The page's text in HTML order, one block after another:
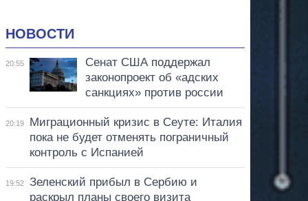
НОВОСТИ
20:55
Сенат США поддержал
законопроект об «адских
санкциях» против россии
20:19
Миграционный кризис в Сеуте: Италия
пока не будет отменять пограничный
контроль с Испанией
19:52
Зеленский прибыл в Сербию и
раскрыл планы своего визита